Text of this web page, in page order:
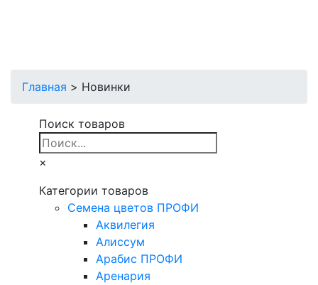
Главная > Новинки
Поиск товаров
×
Категории товаров
Cемена цветов ПРОФИ
Аквилегия
Алиссум
Арабис ПРОФИ
Аренария